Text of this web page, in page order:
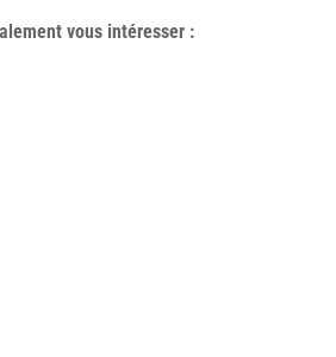
vous intéresser :